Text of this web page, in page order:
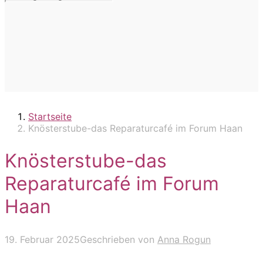
Startseite
Knösterstube-das Reparaturcafé im Forum Haan
Knösterstube-das
Reparaturcafé im Forum
Haan
19. Februar 2025Geschrieben von Anna Rogun